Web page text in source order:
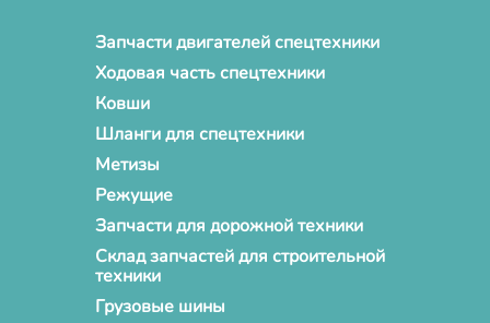
Запчасти двигателей спецтехники
Ходовая часть спецтехники
Ковши
Шланги для спецтехники
Метизы
Режущие
Запчасти для дорожной техники
Склад запчастей для строительной
техники
Грузовые шины